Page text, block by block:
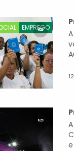
EMPREGO